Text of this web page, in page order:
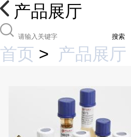
产品展厅
搜索
首页 > 产品展厅